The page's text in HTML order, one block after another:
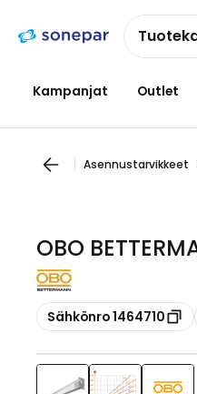
navigointiinsisältöön
Kampanjat Outlet
Asennustarvikkeet
OBO
Kopioi
Sähkönro 1464710